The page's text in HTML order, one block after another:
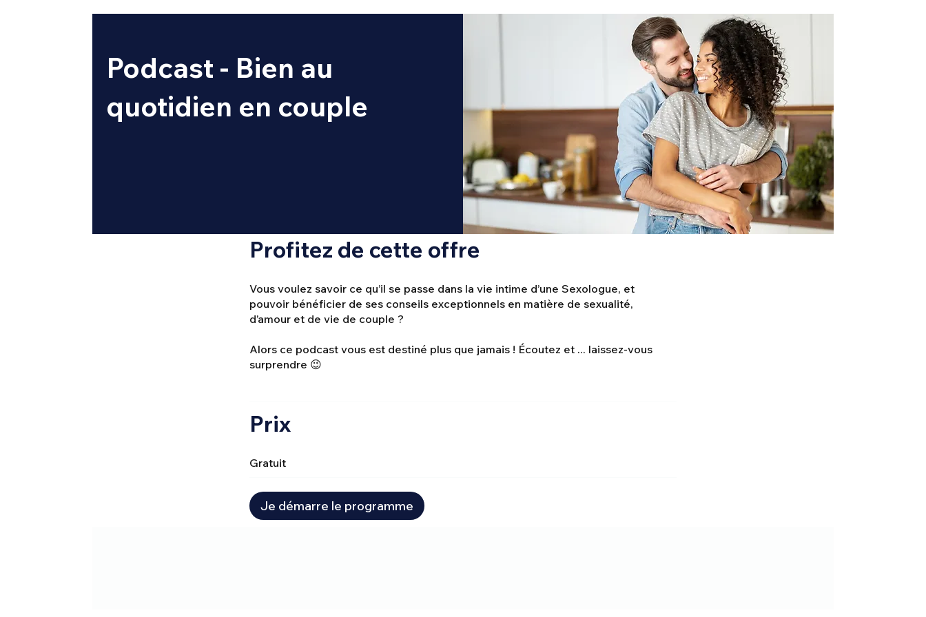
Podcast - Bien au
quotidien en couple
Profitez de cette offre
Vous voulez savoir ce qu’il se passe dans la vie intime d’une Sexologue, et
pouvoir bénéficier de ses conseils exceptionnels en matière de sexualité,
d’amour et de vie de couple ?
Alors ce podcast vous est destiné plus que jamais ! Écoutez et ... laissez-vous
surprendre 😉
Prix
Gratuit
Je démarre le programme